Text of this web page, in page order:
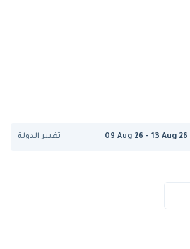
09 Aug 26 - 13 Aug 26 تغيير الدولة